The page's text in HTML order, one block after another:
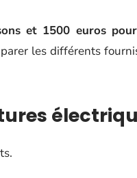
et 1500 euros
les différents